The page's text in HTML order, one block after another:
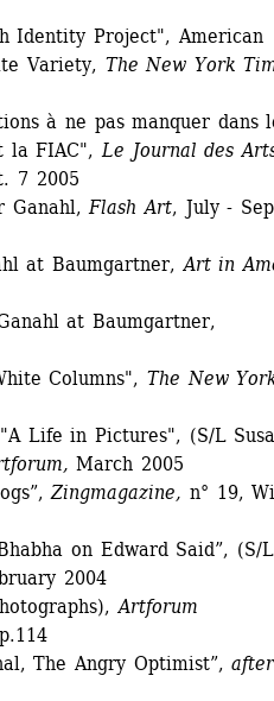
Identity Project", American
Variety, The New York
à ne pas manquer dans
la FIAC", Le Journal des
7 2005
Ganahl, Flash Art, July -
at Baumgartner, Art in
at Baumgartner,
Columns", The New
Life in Pictures", (S/L
March 2005
Zingmagazine, n° 19,
on Edward Said”, (S/L
2004
Artforum
The Angry Optimist”,